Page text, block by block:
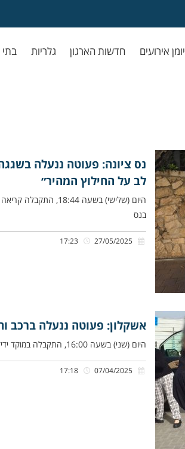
יומן אירועים חדשות הארגון גלריות
נס ציונה: פעוטה ננעלה
לב על החילוץ המהיר״
היום (שלישי) בשעה
בנס
אשקלון: פעוטה ננעלה ברכב
היום (שני) בשעה 16:00, התקבלה במוקד ידידים קריאה אודות פעוטה כבת שנתיים שננעלה ברכב בשגגה לעיני אמהּ, בחניית בית ספר